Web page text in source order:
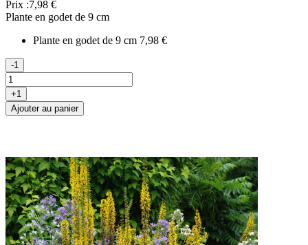
Prix :7,98 €
Plante en godet de 9 cm
Plante en godet de 9 cm 7,98 €
-1
+1
Ajouter au panier